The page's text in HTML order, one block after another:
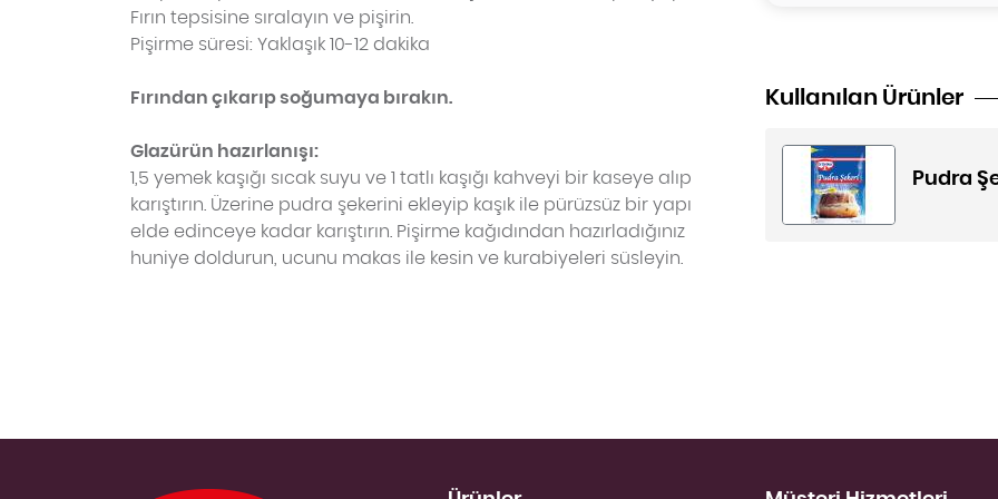
Kullanılan Ürünler
Pudra
Fırın tepsisine sıralayın ve pişirin.
Pişirme süresi: Yaklaşık 10-12 dakika
Fırından çıkarıp soğumaya bırakın.
Glazürün hazırlanışı:
1,5 yemek kaşığı sıcak suyu ve 1 tatlı kaşığı kahveyi bir kaseye alıp
karıştırın. Üzerine pudra şekerini ekleyip kaşık ile pürüzsüz bir yapı
elde edinceye kadar karıştırın. Pişirme kağıdından hazırladığınız
huniye doldurun, ucunu makas ile kesin ve kurabiyeleri süsleyin.